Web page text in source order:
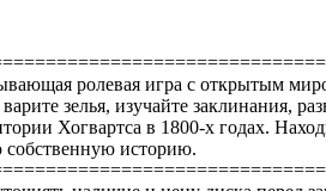
ролевая игра с открытым
зелья, изучайте заклинания,
Хогвартса в 1800-х годах.
собственную историю.